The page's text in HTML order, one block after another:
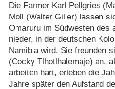
Die Farmer Karl Pellgries
Moll (Walter Giller) lassen
Omaruru im Südwesten des
nieder, in der deutschen
Namibia wird. Sie freunden
(Cocky Tlhotlhalemaje) an,
arbeiten hart, erleben die
Jahre später den Aufstand